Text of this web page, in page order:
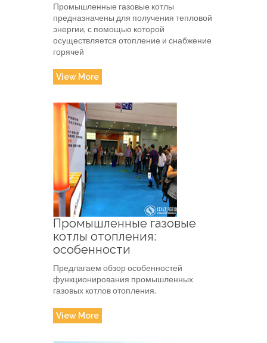
Промышленные газовые котлы
предназначены для получения тепловой
энергии, с помощью которой
осуществляется отопление и снабжение
горячей
View More
Промышленные газовые
котлы отопления:
особенности
Предлагаем обзор особенностей
функционирования промышленных
газовых котлов отопления.
View More